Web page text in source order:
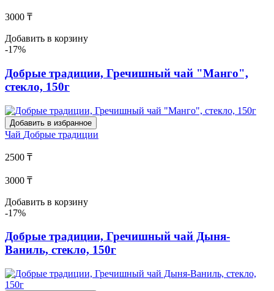
3000 ₸
Добавить в корзину
-17%
Добрые традиции, Гречишный чай "Манго",
стекло, 150г
Добавить в избранное
Чай Добрые традиции
2500 ₸
3000 ₸
Добавить в корзину
-17%
Добрые традиции, Гречишный чай Дыня-
Ваниль, стекло, 150г